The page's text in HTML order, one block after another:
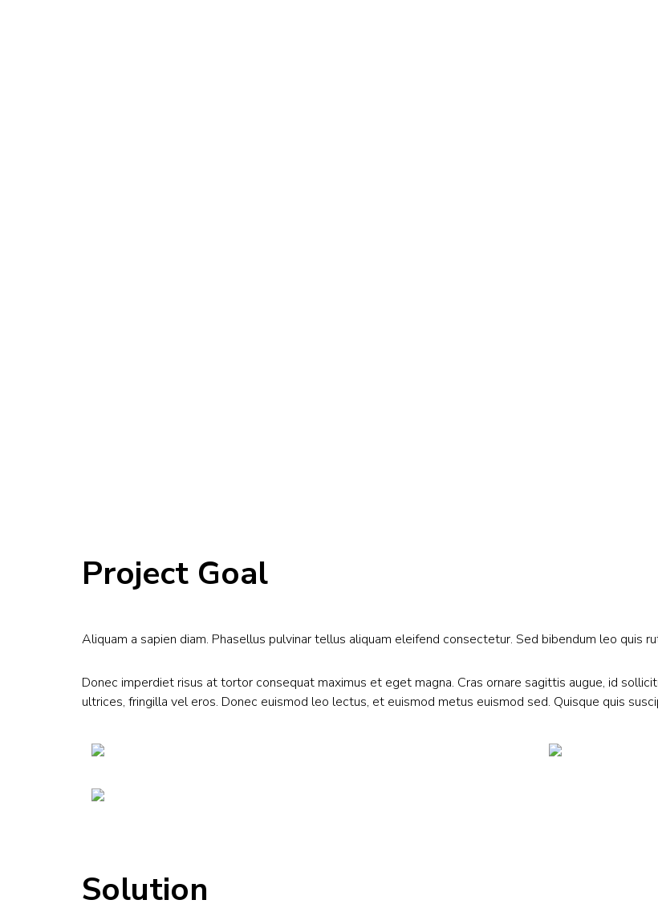
Project Goal
Aliquam a sapien diam. Phasellus pulvinar tellus aliquam eleifend consectetur. Sed bibendum leo quis
Donec imperdiet risus at tortor consequat maximus et eget magna. Cras ornare sagittis augue, id
ultrices, fringilla vel eros. Donec euismod leo lectus, et euismod metus euismod sed. Quisque quis
Solution